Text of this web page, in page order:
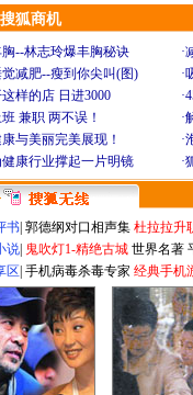
搜狐商机
--林志玲爆丰胸秘诀 ·
觉减肥--瘦到你尖叫(图) ·
样的店 日进3000 ·
兼职 两不误！ ·
与美丽完美展现！ ·
健康行业撑起一片明镜 ·
书 郭德纲对口相声集 杜拉拉升
说 鬼吹灯1-精绝古城 世界名著
区 手机病毒杀毒专家 经典手机